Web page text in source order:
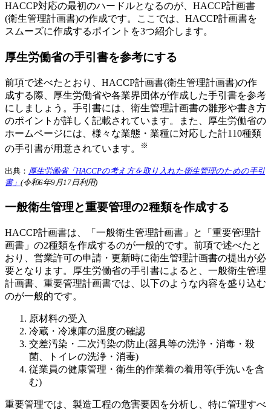
HACCP対応の最初のハードルとなるのが、HACCP計画書
(衛生管理計画書)の作成です。ここでは、HACCP計画書を
スムーズに作成するポイントを3つ紹介します。
厚生労働省の手引書を参考にする
前項で述べたとおり、HACCP計画書(衛生管理計画書)の作
成する際、厚生労働省や各業界団体が作成した手引書を参考
にしましょう。手引書には、衛生管理計画書の雛形や書き方
のポイントが詳しく記載されています。また、厚生労働省の
ホームページには、様々な業態・業種に対応した計110種類
の手引書が用意されています。
※
出典： 厚生労働省「HACCPの考え方を取り入れた衛生管理のための手引
書」 (令和6年9月17日利用)
一般衛生管理と重要管理の2種類を作成する
HACCP計画書は、「一般衛生管理計画書」と「重要管理計
画書」の2種類を作成するのが一般的です。前項で述べたと
おり、営業許可の申請・更新時に衛生管理計画書の提出が必
要となります。厚生労働省の手引書によると、一般衛生管理
計画書、重要管理計画書では、以下のような内容を盛り込む
のが一般的です。
原材料の受入
冷蔵・冷凍庫の温度の確認
交差汚染・二次汚染の防止(器具等の洗浄・消毒・殺
菌、トイレの洗浄・消毒)
従業員の健康管理・衛生的作業着の着用等(手洗いを含
む)
重要管理では、製造工程の危害要因を分析し、特に管理すべ